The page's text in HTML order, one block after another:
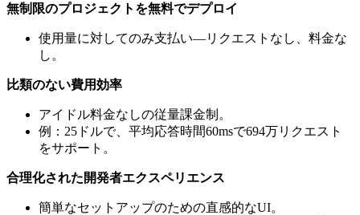
無制限のプロジェクトを無料でデプロイ
使用量に対してのみ支払い—リクエストなし、料金な
し。
比類のない費用効率
アイドル料金なしの従量課金制。
例：25ドルで、平均応答時間60msで694万リクエスト
をサポート。
合理化された開発者エクスペリエンス
簡単なセットアップのための直感的なUI。